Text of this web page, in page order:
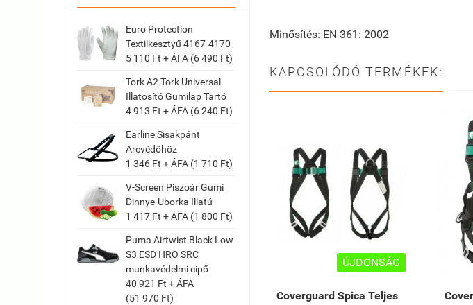
Euro Protection
Textilkesztyű 4167-4170
5 110 Ft + ÁFA (6 490 Ft)
Tork A2 Tork Universal
Illatosító Gumilap Tartó
4 913 Ft + ÁFA (6 240 Ft)
Earline Sisakpánt
Arcvédőhöz
1 346 Ft + ÁFA (1 710 Ft)
V-Screen Piszoár Gumi
Dinnye-Uborka Illatú
1 417 Ft + ÁFA (1 800 Ft)
Puma Airtwist Black Low
S3 ESD HRO SRC
munkavédelmi cipő
40 921 Ft + ÁFA
(51 970 Ft)
Minősítés: EN 361: 2002
KAPCSOLÓDÓ TERMÉKEK:
ÚJDONSÁG
Coverguard Spica Teljes